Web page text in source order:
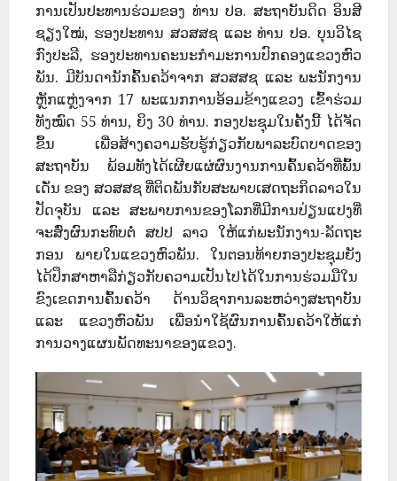
ການເປັນປະທານຮ່ວມຂອງ ທ່ານ ປອ. ສະຖາບັນດິດ ອິນສີ
ຊຽງໃໝ່, ຮອງປະທານ ສວສສຊ ແລະ ທ່ານ ປອ. ບຸນວິໄຊ
ກົງປະລີ, ຮອງປະທານຄະນະກຳມະການປົກຄອງແຂວງຫົວ
ພັນ. ມີບັນດານັກຄົ້ນຄວ້າຈາກ ສວສສຊ ແລະ ພະນັກງານ
ຫຼັກແຫຼ່ງຈາກ 17 ພະແນກການອ້ອມຂ້າງແຂວງ ເຂົ້າຮ່ວມ
ທັງໝົດ 55 ທ່ານ, ຍິງ 30 ທ່ານ. ກອງປະຊຸມໃນຄັ້ງນີ້ ໄດ້ຈັດ
ຂຶ້ນ ເພື່ອສ້າງຄວາມຮັບຮູ້ກ່ຽວກັບພາລະບົດບາດຂອງ
ສະຖາບັນ ພ້ອມທັງໄດ້ເຜີຍແຜ່ຜົນງານການຄົ້ນຄວ້າທີ່ພົ້ນ
ເດັ່ນ ຂອງ ສວສສຊ ທີ່ຕິດພັນກັບສະພາບເສດຖະກິດລາວໃນ
ປັດຈຸບັນ ແລະ ສະພາບການຂອງໂລກທີ່ມີການປ່ຽນແປງທີ່
ຈະສົ່ງຜົນກະທົບຕໍ່ ສປປ ລາວ ໃຫ້ແກ່ພະນັກງານ-ລັດຖະ
ກອນ ພາຍໃນແຂວງຫົວພັນ. ໃນຕອນທ້າຍກອງປະຊຸມຍັງ
ໄດ້ປຶກສາຫາລືກ່ຽວກັບຄວາມເປັນໄປໄດ້ໃນການຮ່ວມມືໃນ
ຂົງເຂດການຄົ້ນຄວ້າ ດ້ານວິຊາການລະຫວ່າງສະຖາບັນ
ແລະ ແຂວງຫົວພັນ ເພື່ອນໍາໃຊ້ຜົນການຄົ້ນຄວ້າໃຫ້ແກ່
ການວາງແຜນພັດທະນາຂອງແຂວງ.